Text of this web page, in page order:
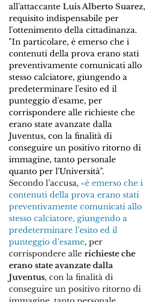
all'attaccante Luis Alberto Suarez,
requisito indispensabile per
l'ottenimento della cittadinanza.
"In particolare, è emerso che i
contenuti della prova erano stati
preventivamente comunicati allo
stesso calciatore, giungendo a
predeterminare l'esito ed il
punteggio d'esame, per
corrispondere alle richieste che
erano state avanzate dalla
Juventus, con la finalità di
conseguire un positivo ritorno di
immagine, tanto personale
quanto per l'Università".
Secondo l’accusa, «è emerso che i
contenuti della prova erano stati
preventivamente comunicati allo
stesso calciatore, giungendo a
predeterminare l’esito ed il
punteggio d’esame, per
corrispondere alle richieste che
erano state avanzate dalla
Juventus, con la finalità di
conseguire un positivo ritorno di